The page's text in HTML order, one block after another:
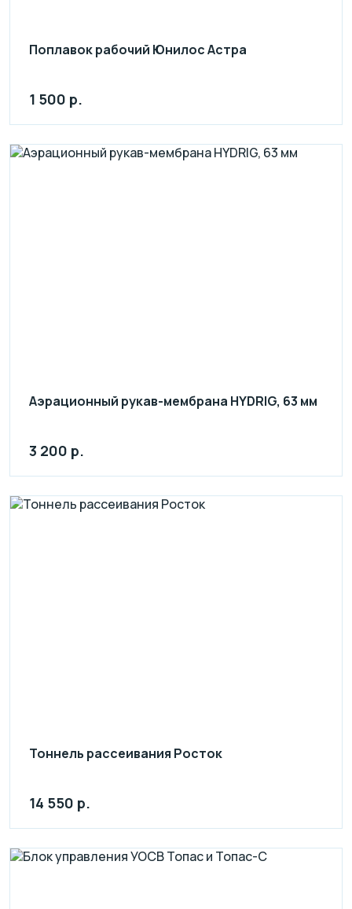
Поплавок рабочий Юнилос Астра
1 500 р.
Аэрационный рукав-мембрана HYDRIG, 63 мм
3 200 р.
Тоннель рассеивания Росток
14 550 р.